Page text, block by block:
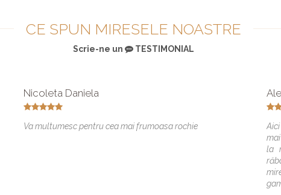
CE SPUN MIRESELE NOASTRE
Scrie-ne un TESTIMONIAL
Nicoleta Daniela
Va multumesc pentru cea mai frumoasa rochie
la